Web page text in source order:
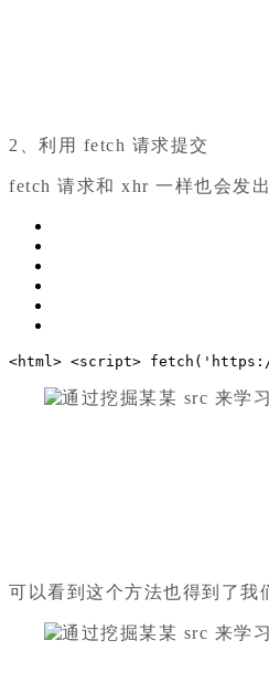
2、利用 fetch 请求提交
fetch 请求和 xhr 一样也会发
<html > <script> fetch(
可以看到这个方法也得到了我